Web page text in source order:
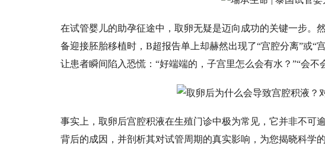
在试管婴儿的助孕征途中，取卵无疑是迈向成功的关键一步。
备迎接胚胎移植时， B超报告单上却赫然出现了“宫腔分离”或“
让患者瞬间陷入恐慌：“好端端的，子宫里怎么会有水？”“会
事实上，取卵后宫腔积液在生殖门诊中极为常见，它并非不可
背后的成因，并剖析其对试管周期的真实影响，为您揭晓科学的